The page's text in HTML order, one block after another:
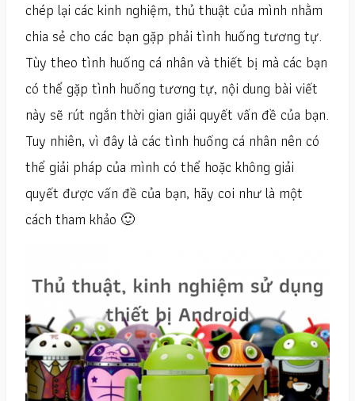
chép lại các kinh nghiệm, thủ thuật của mình nhằm
chia sẻ cho các bạn gặp phải tình huống tương tự.
Tùy theo tình huống cá nhân và thiết bị mà các bạn
có thể gặp tình huống tương tự, nội dung bài viết
này sẽ rút ngắn thời gian giải quyết vấn đề của bạn.
Tuy nhiên, vì đây là các tình huống cá nhân nên có
thể giải pháp của mình có thể hoặc không giải
quyết được vấn đề của bạn, hãy coi như là một
cách tham khảo 🙂